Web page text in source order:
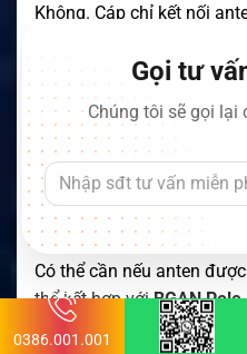
Không. Cáp chỉ kết nối
Khi nào nên chọn cáp dài
Nên chọn cáp 30m khi
phẩm phù hợp với mái
lớn hơn.
Có cần mua bộ gắn cột
Có thể cần nếu anten
thể kết hợp vớiBGAN
Gọi tư
Chúng tôi sẽ gọi lại
0386.001.001